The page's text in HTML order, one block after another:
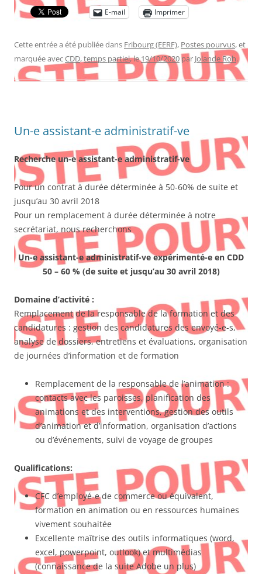
E-mail
Imprimer
Cette entrée a été publiée dans Fribourg (EERF), Postes pourvus, et
marquée avecCDD,temps partiel, le19/10/2020par Jolande Roh.
Un-e assistant-e administratif-ve
Recherche un-e assistant-e administratif-ve
Pour un contrat à durée déterminée à 50-60% de suite et
jusqu’au 30 avril 2018
Pour un remplacement à durée déterminée à notre
secrétariat, nous recherchons
Un-e assistant-e administratif-ve expérimenté-e en CDD
50 – 60 % (de suite et jusqu’au 30 avril 2018)
Domaine d’activité :
Remplacement de la responsable de la formation et des
candidatures : gestion des candidatures des envoyé-e-s,
analyse de dossiers, entretiens et évaluations, organisation
de journées d’information et de formation
Remplacement de la responsable de l’animation :
contacts avec les paroisses, planification des
animations et des interventions, gestion des outils
d’animation et d’information, organisation d’actions
ou d’événements, suivi de voyage de groupes
Qualifications:
CFC d’employé-e de commerce ou équivalent,
formation en animation ou en ressources humaines
vivement souhaitée
Excellente maîtrise des outils informatiques (word,
excel, powerpoint, outlook) et multimédias
(connaissance de la suite Adobe un plus)